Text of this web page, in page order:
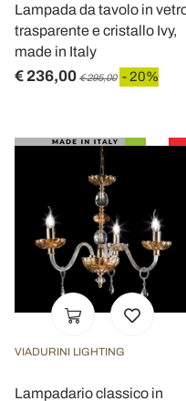
Lampada da tavolo in
trasparente e cristallo Ivy,
made in Italy
€ 236,00 € 295,00 - 20%
VIADURINI LIGHTING
Lampadario classico in